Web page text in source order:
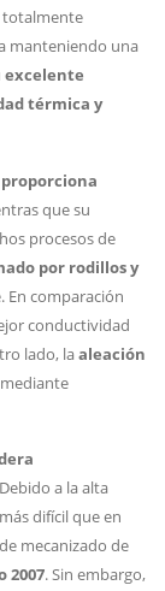
totalmente
manteniendo una
excelente
térmica y
proporciona
que su
procesos de
por rodillos y
En comparación
conductividad
lado, laaleación
a la alta
difícil que en
mecanizado de
2007. Sin embargo,